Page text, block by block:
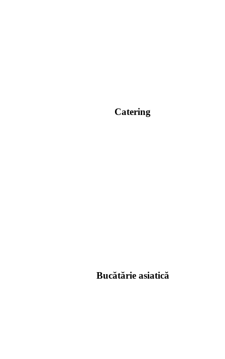
Catering
Bucătărie asiatică